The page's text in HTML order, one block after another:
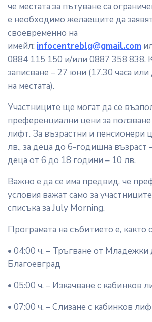
че местата за пътуване са
е необходимо желаещите да
своевременно на
имейл: infocentreblg@gmail.com
0884 115 150 и/или 0887 358 838.
записване – 27 юни (17.30 часа
на местата).
Участниците ще могат да се
преференциални цени за
лифт. За възрастни и пенсионери
лв., за деца до 6-годишна възраст
деца от 6 до 18 години – 10 лв.
Важно е да се има предвид, че
условия важат само за
списъка за July Morning.
Програмата на събитието е, както
• 04:00 ч. – Тръгване от Младежки
Благоевград
• 05:00 ч. – Изкачване с кабинков
• 07:00 ч. – Слизане с кабинков